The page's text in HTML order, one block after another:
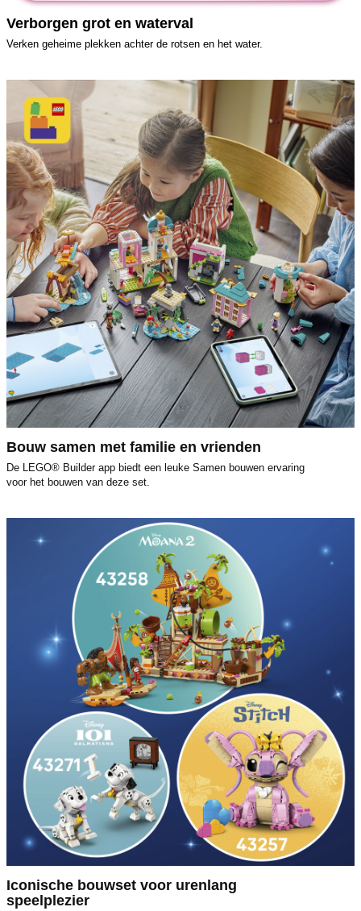
Verborgen grot en waterval
Verken geheime plekken achter de rotsen en het water.
Bouw samen met familie en vrienden
De LEGO® Builder app biedt een leuke Samen bouwen ervaring
voor het bouwen van deze set.
Iconische bouwset voor urenlang
speelplezier